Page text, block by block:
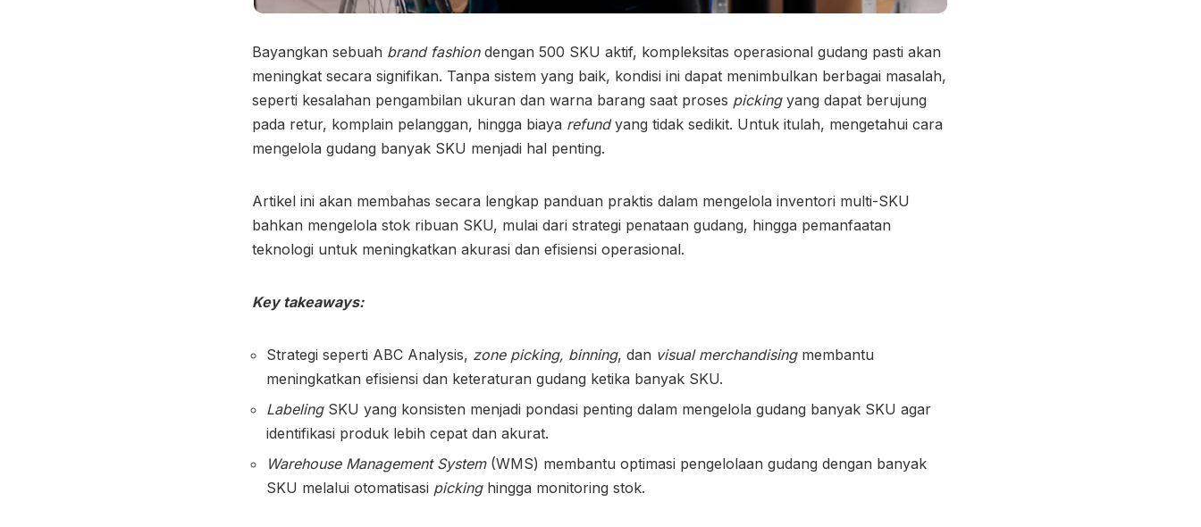
Bayangkan sebuah brand fashiondengan 500 SKU aktif, kompleksitas operasional gudang pasti akan
meningkat secara signifikan. Tanpa sistem yang baik, kondisi ini dapat menimbulkan berbagai masalah,
seperti kesalahan pengambilan ukuran dan warna barang saat proses pickingyang dapat berujung
pada retur, komplain pelanggan, hingga biaya refundyang tidak sedikit. Untuk itulah, mengetahui cara
mengelola gudang banyak SKU menjadi hal penting.
Artikel ini akan membahas secara lengkap panduan praktis dalam mengelola inventori multi-SKU
bahkan mengelola stok ribuan SKU, mulai dari strategi penataan gudang, hingga pemanfaatan
teknologi untuk meningkatkan akurasi dan efisiensi operasional.
Key takeaways:
Strategi seperti ABC Analysis, zone picking, binning, dan visual merchandisingmembantu
meningkatkan efisiensi dan keteraturan gudang ketika banyak SKU.
LabelingSKU yang konsisten menjadi pondasi penting dalam mengelola gudang banyak SKU agar
identifikasi produk lebih cepat dan akurat.
Warehouse Management System(WMS) membantu optimasi pengelolaan gudang dengan banyak
SKU melalui otomatisasi pickinghingga monitoring stok.